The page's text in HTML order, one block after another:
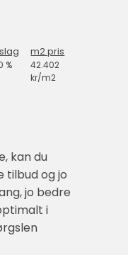
m2 pris
%
42.402
kr/m2
kan du
tilbud og jo
jo bedre
i